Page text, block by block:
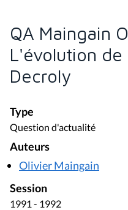
QA Maingain
L'évolution
Decroly
Type
Question d'actualité
Auteurs
Olivier Maingain
Session
1991 - 1992